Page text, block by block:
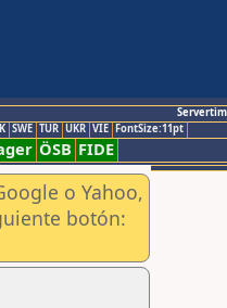
SWE TUR UKR VIE FontSize:11pt
ÖSB FIDE
o Yahoo,
botón: